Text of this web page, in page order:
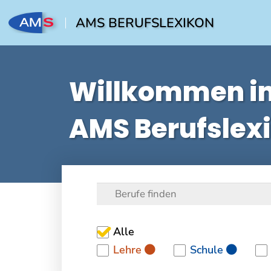
AMS BERUFSLEXIKON
Willkommen
AMS
Alle
Lehre
Schule